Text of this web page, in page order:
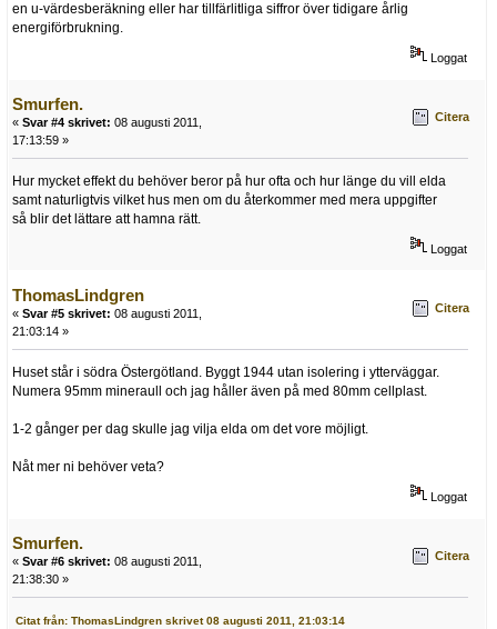
en u-värdesberäkning eller har tillfärlitliga siffror över tidigare årlig
energiförbrukning.
Loggat
Smurfen.
« Svar #4 skrivet: 08 augusti 2011,
17:13:59 »
Citera
Hur mycket effekt du behöver beror på hur ofta och hur länge du vill elda
samt naturligtvis vilket hus men om du återkommer med mera uppgifter
så blir det lättare att hamna rätt.
Loggat
ThomasLindgren
« Svar #5 skrivet: 08 augusti 2011,
21:03:14 »
Citera
Huset står i södra Östergötland. Byggt 1944 utan isolering i ytterväggar.
Numera 95mm mineraull och jag håller även på med 80mm cellplast.
1-2 gånger per dag skulle jag vilja elda om det vore möjligt.
Nåt mer ni behöver veta?
Loggat
Smurfen.
« Svar #6 skrivet: 08 augusti 2011,
21:38:30 »
Citera
Citat från: ThomasLindgren skrivet 08 augusti 2011, 21:03:14